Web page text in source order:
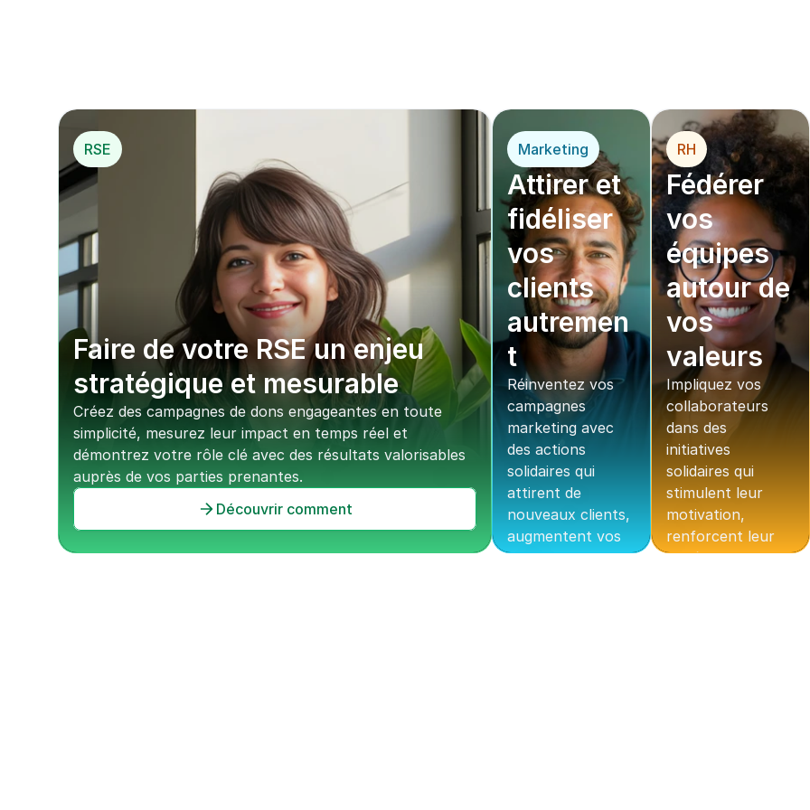
RSE
Faire de votre RSE un enjeu
stratégique et mesurable
Créez des campagnes de dons engageantes en toute
simplicité, mesurez leur impact en temps réel et
démontrez votre rôle clé avec des résultats valorisables
auprès de vos parties prenantes.
Découvrir comment
Marketing
Attirer et
fidéliser
vos
clients
autremen
t
Réinventez vos
campagnes
marketing avec
des actions
solidaires qui
attirent de
nouveaux clients,
augmentent vos
conversions et
RH
Fédérer
vos
équipes
autour de
vos
valeurs
Impliquez vos
collaborateurs
dans des
initiatives
solidaires qui
stimulent leur
motivation,
renforcent leur
cohésion et